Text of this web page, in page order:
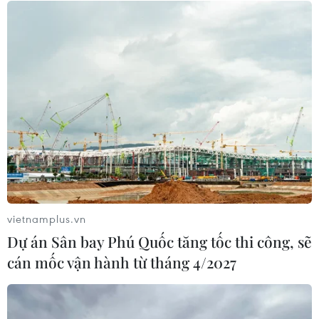
sách giảm thuế tiêu thụ thực phẩm
Việt Nam-Ấn Độ thúc đẩy hiện thực
hóa Đối tác Chiến lược Toàn diện
Tăng cường
05/08/2026 13:30
Xem thêm
vietnamplus.vn
Dự án Sân bay Phú Quốc tăng tốc thi công, sẽ
cán mốc vận hành từ tháng 4/2027